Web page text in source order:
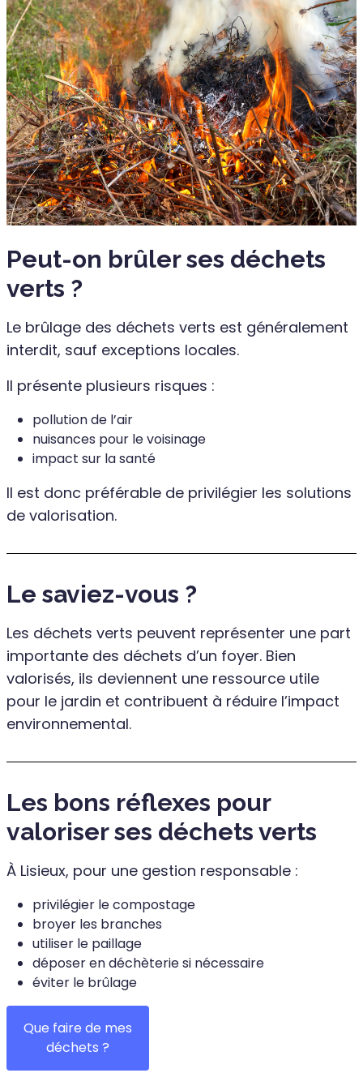
Peut-on brûler ses déchets
verts ?
Le brûlage des déchets verts est généralement
interdit, sauf exceptions locales.
Il présente plusieurs risques :
pollution de l’air
nuisances pour le voisinage
impact sur la santé
Il est donc préférable de privilégier les solutions
de valorisation.
Le saviez-vous ?
Les déchets verts peuvent représenter une part
importante des déchets d’un foyer. Bien
valorisés, ils deviennent une ressource utile
pour le jardin et contribuent à réduire l’impact
environnemental.
Les bons réflexes pour
valoriser ses déchets verts
À Lisieux, pour une gestion responsable :
privilégier le compostage
broyer les branches
utiliser le paillage
déposer en déchèterie si nécessaire
éviter le brûlage
Que faire de mes
déchets ?